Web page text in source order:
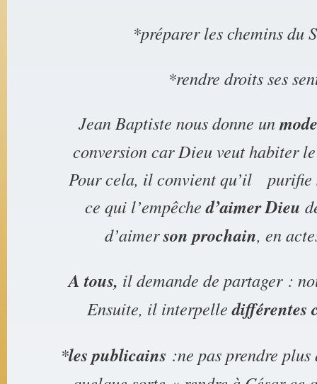
*préparer les chemins du
*rendre droits ses
Jean Baptiste nous donne un
conversion car Dieu veut habiter
Pour cela, il convient qu’il purifie
ce qui l’empêched’aimer Dieu
d’aimerson prochain, en
A tous, il demande de partager :
Ensuite, il interpelledifférentes
*les publicains :ne pas prendre